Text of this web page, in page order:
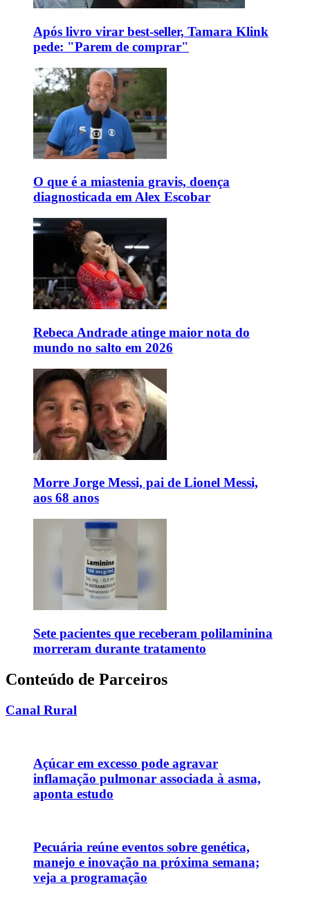
Após livro virar best-seller, Tamara Klink
pede: "Parem de comprar"
O que é a miastenia gravis, doença
diagnosticada em Alex Escobar
Rebeca Andrade atinge maior nota do
mundo no salto em 2026
Morre Jorge Messi, pai de Lionel Messi,
aos 68 anos
Sete pacientes que receberam polilaminina
morreram durante tratamento
Conteúdo de Parceiros
Canal Rural
Açúcar em excesso pode agravar
inflamação pulmonar associada à asma,
aponta estudo
Pecuária reúne eventos sobre genética,
manejo e inovação na próxima semana;
veja a programação